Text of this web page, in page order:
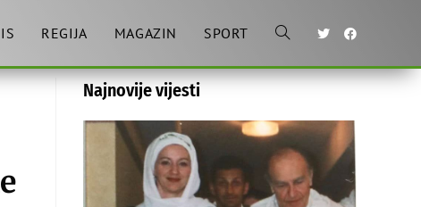
REGIJA MAGAZIN SPORT Toggle
search
Najnovije vijesti